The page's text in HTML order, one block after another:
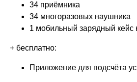
34 приёмника
34 многоразовых наушника
1 мобильный зарядный кейс
+ бесплатно:
Приложение для подсчёта